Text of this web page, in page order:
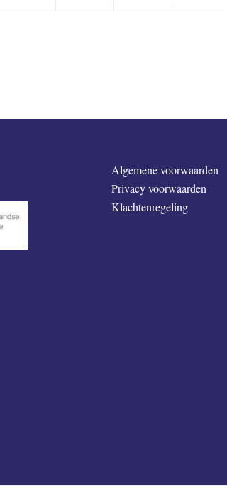
Algemene voorwaarden
Privacy voorwaarden
Klachtenregeling